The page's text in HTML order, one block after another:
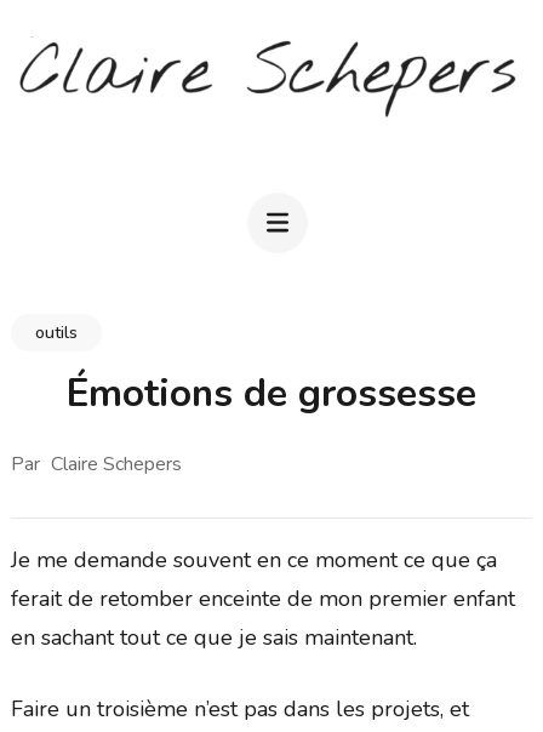
contenu
outils
Émotions de grossesse
Par Claire Schepers
Je me demande souvent en ce moment ce que ça
ferait de retomber enceinte de mon premier enfant
en sachant tout ce que je sais maintenant.
Faire un troisième n’est pas dans les projets, et